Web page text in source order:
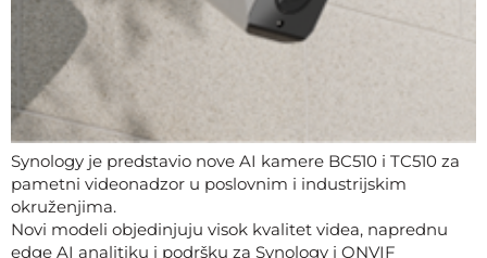
Synology je predstavio nove AI kamere BC510 i TC510 za
pametni videonadzor u poslovnim i industrijskim
okruženjima.
Novi modeli objedinjuju visok kvalitet videa, naprednu
edge AI analitiku i podršku za Synology i ONVIF